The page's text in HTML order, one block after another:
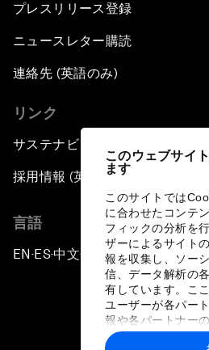
このウェブサイ
ます
このサイトでは
に合わせたコンテ
フィックの分析を
ザーによるサイト
報を収集し、ソー
信、データ解析の
有しています。こ
ユーザーが各パー
報や各パートナー
に収集された情報
プレスリリース登録
ニュースレター購読
連絡先 (英語のみ)
リンク
サステナビリティへの取り組み
採用情報 (英語のみ)
言語
EN ▪ ES▪中文▪ 日本語